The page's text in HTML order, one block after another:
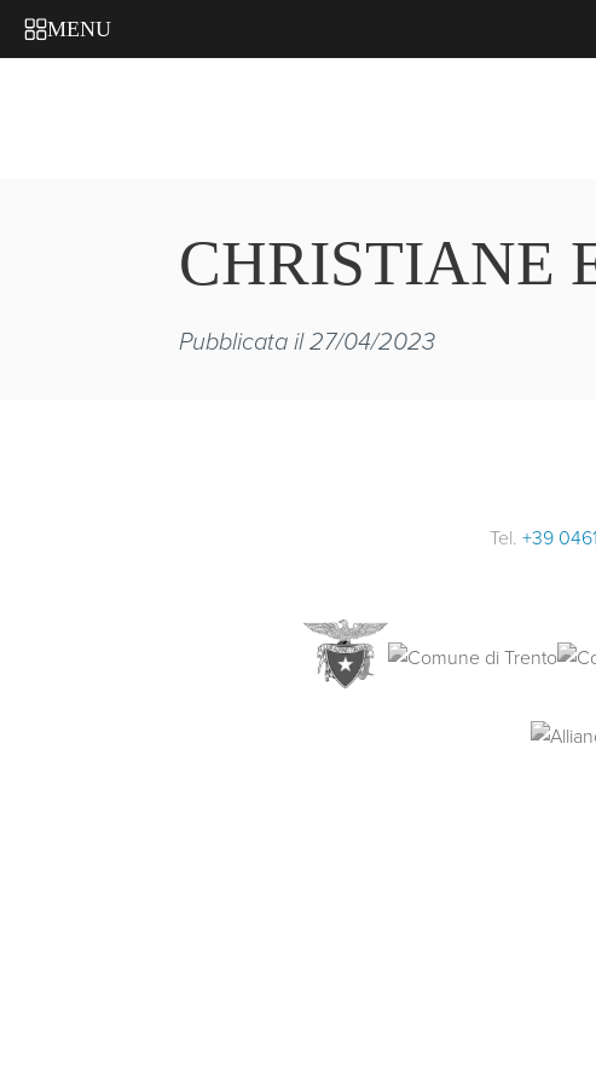
MENU
CHRISTIANE
Pubblicata il 27/04/2023
Tel. +39